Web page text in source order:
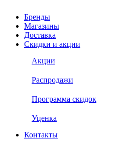
Бренды
Магазины
Доставка
Скидки и акции
Акции
Распродажи
Программа скидок
Уценка
Контакты